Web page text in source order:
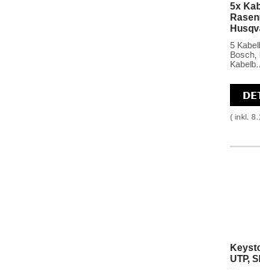
5x
5
Bosch,
Kabelb...
( inkl.
UTP,